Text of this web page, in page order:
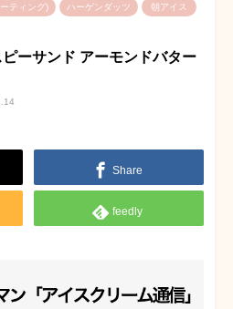
ティング) ハーゲンダッツ 朝アイス
ーサンド アーモンドバター
Share
feedly